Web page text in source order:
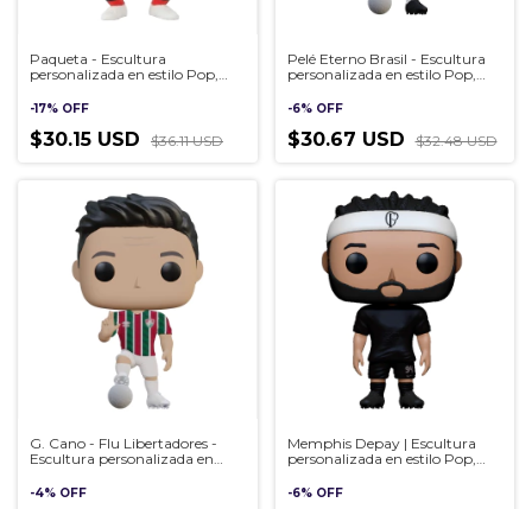
Paqueta - Escultura
personalizada en estilo Pop,
-17% OFF
$30.15 USD $36.11 USD
Pelé Eterno Brasil - Escultura
personalizada en estilo Pop,
-6% OFF
$30.67 USD $32.48 USD
G. Cano - Flu Libertadores -
Escultura personalizada en
3D
-4% OFF
Memphis Depay | Escultura
personalizada en estilo Pop,
-6% OFF